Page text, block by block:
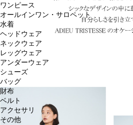
ワンピース
オールインワン・サロペット
水着
ヘッドウェア
ネックウェア
レッグウェア
アンダーウェア
シューズ
バッグ
財布
ベルト
アクセサリ
その他